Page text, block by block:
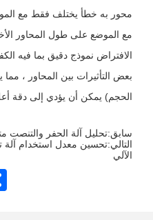
محور به خطأ يختلف فقط مع
مع الموضع على طول المحاور
الافتراض نموذج دقيق بما فيه
بعض التأثيرات بين المحاور ،
الحجم) يمكن أن يؤدي إلى دقة
سابق:تحليل آلة الحفر والتنصت
التالي:تحسين معدل استخدام آلة
الآلي